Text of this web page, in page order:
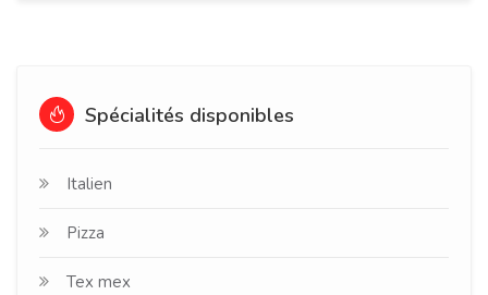
Spécialités disponibles
Italien
Pizza
Tex mex